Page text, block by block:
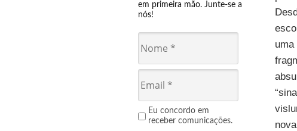
em primeira mão. Junte-se a
nós!
Eu concordo em
receber comunicações.